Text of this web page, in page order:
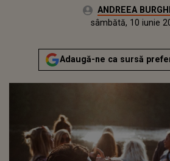
Autor:ANDREEA
Actualizat:
sâmbătă, 10 iunie
Adaugă-ne ca sursă